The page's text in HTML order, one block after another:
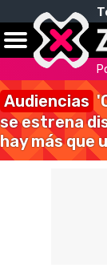
Audiencias
se estrena
hay más que